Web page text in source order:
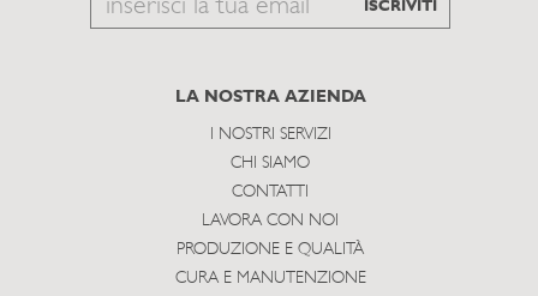
Email
subscribe
ISCRIVITI
LA NOSTRA AZIENDA
I NOSTRI SERVIZI
CHI SIAMO
CONTATTI
LAVORA CON NOI
PRODUZIONE E QUALITÀ
CURA E MANUTENZIONE